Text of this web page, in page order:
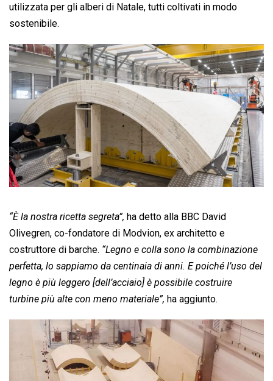
utilizzata per gli alberi di Natale, tutti coltivati ​​in modo
sostenibile.
“È la nostra ricetta segreta”, ha detto alla BBC David
Olivegren, co-fondatore di Modvion, ex architetto e
costruttore di barche. “Legno e colla sono la combinazione
perfetta, lo sappiamo da centinaia di anni. E poiché l’uso del
legno è più leggero [dell’acciaio] è possibile costruire
turbine più alte con meno materiale”, ha aggiunto.